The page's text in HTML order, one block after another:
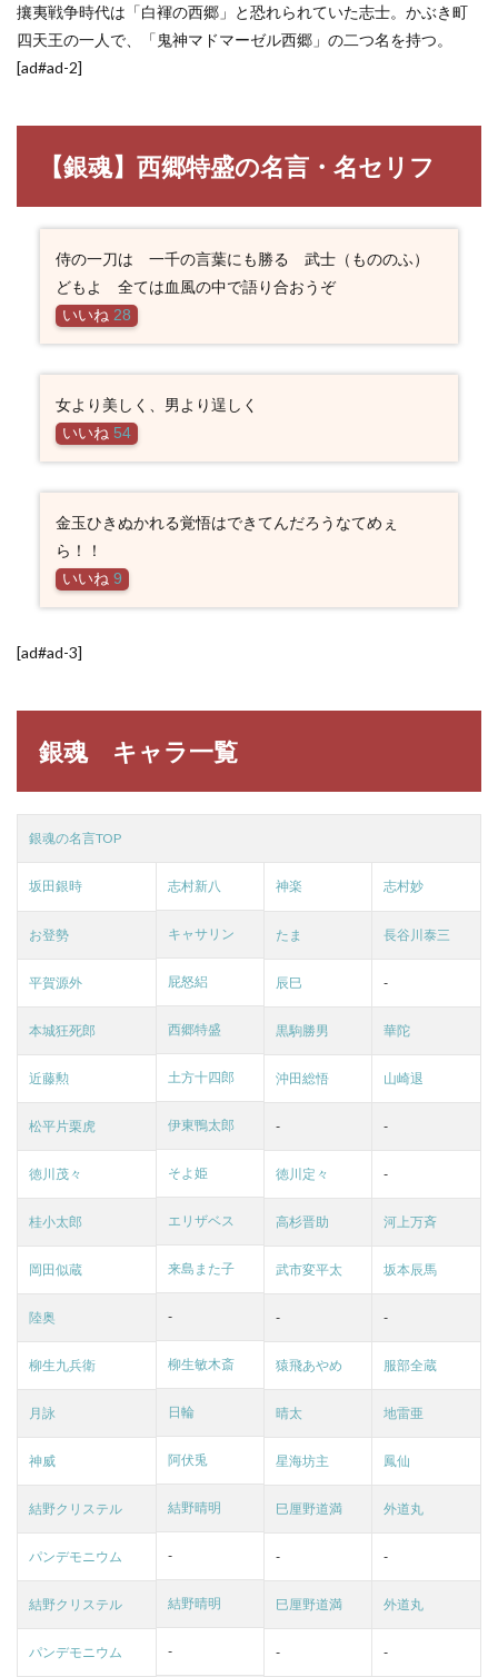
攘夷戦争時代は「白褌の西郷」と恐れられていた志士。かぶき町
四天王の一人で、「鬼神マドマーゼル西郷」の二つ名を持つ。
[ad#ad-2]
【銀魂】西郷特盛の名言・名セリフ
侍の一刀は 一千の言葉にも勝る 武士（もののふ）
どもよ 全ては血風の中で語り合おうぞ
いいね 28
女より美しく、男より逞しく
いいね 54
金玉ひきぬかれる覚悟はできてんだろうなてめぇ
ら！！
いいね 9
[ad#ad-3]
銀魂 キャラ一覧
銀魂の名言TOP
坂田銀時 志村新八 神楽 志村妙
お登勢 キャサリン たま 長谷川泰三
平賀源外 屁怒絽 辰巳 -
本城狂死郎 西郷特盛 黒駒勝男 華陀
近藤勲 土方十四郎 沖田総悟 山崎退
松平片栗虎 伊東鴨太郎 - -
徳川茂々 そよ姫 徳川定々 -
桂小太郎 エリザベス 高杉晋助 河上万斉
岡田似蔵 来島また子 武市変平太 坂本辰馬
陸奥 - - -
柳生九兵衛 柳生敏木斎 猿飛あやめ 服部全蔵
月詠 日輪 晴太 地雷亜
神威 阿伏兎 星海坊主 鳳仙
結野クリステル 結野晴明 巳厘野道満 外道丸
パンデモニウム - - -
結野クリステル 結野晴明 巳厘野道満 外道丸
パンデモニウム - - -